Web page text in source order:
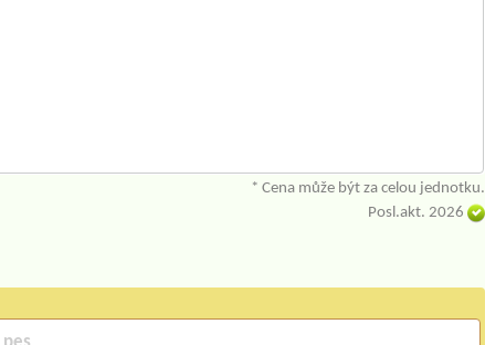
* Cena může být za celou jednotku.
Posl.akt. 2026